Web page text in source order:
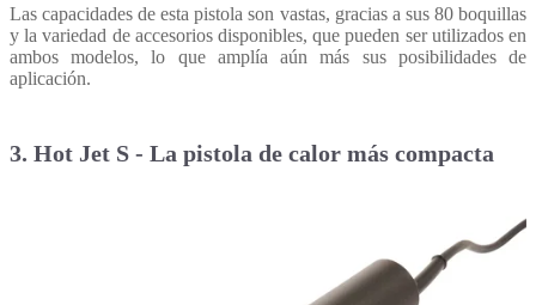
Las capacidades de esta pistola son vastas, gracias a sus 80 boquillas
y la variedad de accesorios disponibles, que pueden ser utilizados en
ambos modelos, lo que amplía aún más sus posibilidades de
aplicación.
3. Hot Jet S - La pistola de calor más compacta